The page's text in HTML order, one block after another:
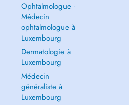
Ophtalmologue -
Médecin
ophtalmologue à
Luxembourg
Dermatologie à
Luxembourg
Médecin
généraliste à
Luxembourg